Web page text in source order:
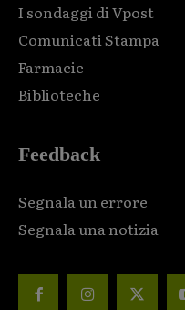
I sondaggi di Vpost
Comunicati Stampa
Farmacie
Biblioteche
Feedback
Segnala un errore
Segnala una notizia